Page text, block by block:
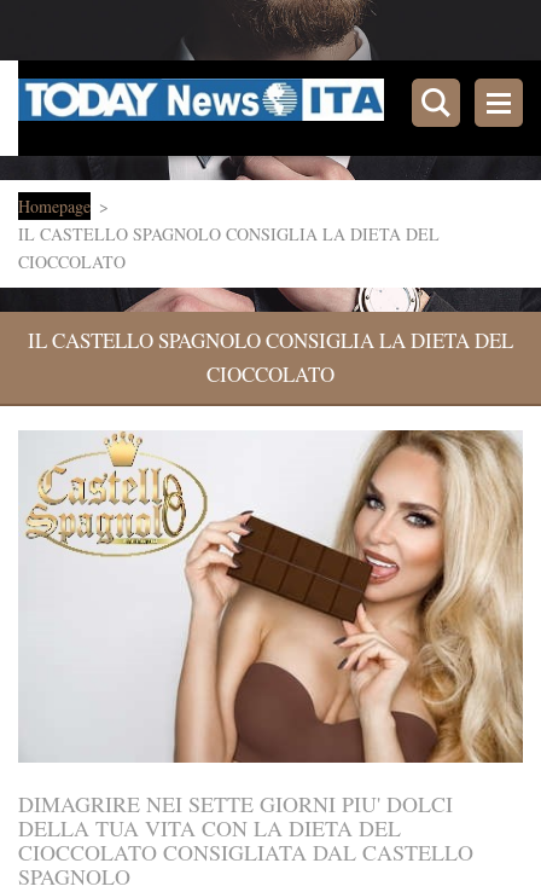
Homepage >
IL CASTELLO SPAGNOLO CONSIGLIA LA DIETA DEL
CIOCCOLATO
IL CASTELLO SPAGNOLO CONSIGLIA LA DIETA DEL
CIOCCOLATO
DIMAGRIRE NEI SETTE GIORNI PIU' DOLCI
DELLA TUA VITA CON LA DIETA DEL
CIOCCOLATO CONSIGLIATA DAL CASTELLO
SPAGNOLO